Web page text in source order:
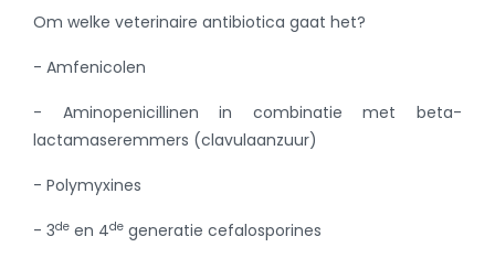
Om welke veterinaire antibiotica gaat het?
- Amfenicolen
- Aminopenicillinen in combinatie met beta-
lactamaseremmers (clavulaanzuur)
- Polymyxines
- 3de en 4de generatie cefalosporines